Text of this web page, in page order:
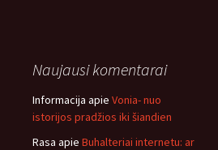
Naujausi komentarai
Informacija apie Vonia- nuo
istorijos pradžios iki šiandien
Rasa apie Buhalteriai internetu: ar